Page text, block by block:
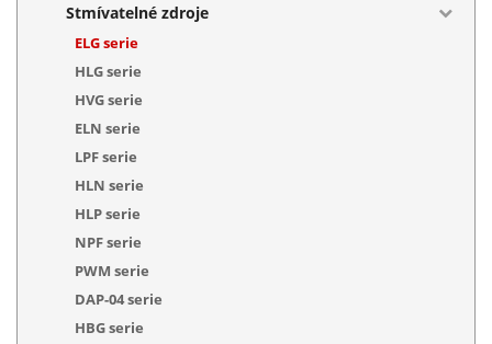
Stmívatelné zdroje
ELG serie
HLG serie
HVG serie
ELN serie
LPF serie
HLN serie
HLP serie
NPF serie
PWM serie
DAP-04 serie
HBG serie